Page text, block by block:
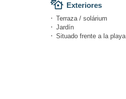
Exteriores
Terraza / solárium
Jardín
Situado frente a la playa